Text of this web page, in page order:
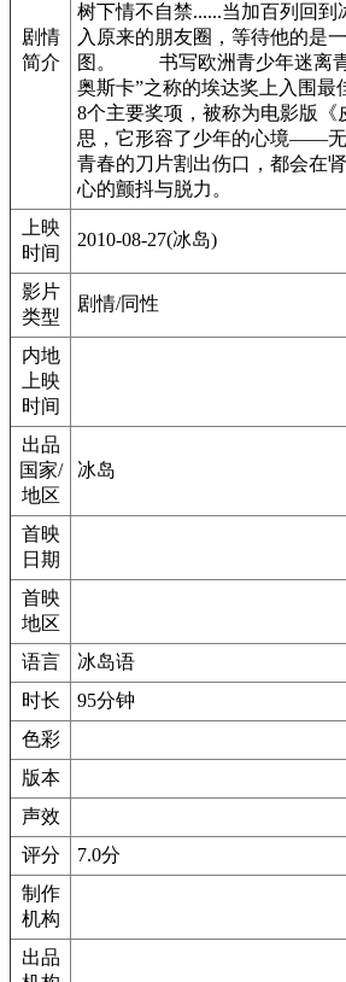
剧情
简介
树下情不自禁......当加百列回
入原来的朋友圈，等待他的是
图。 书写欧洲青少年迷离青
奥斯卡”之称的埃达奖上入围
8个主要奖项，被称为电影版《
思，它形容了少年的心境——
青春的刀片割出伤口，都会在
心的颤抖与脱力。
上映
时间
2010-08-27(冰岛)
影片
类型
剧情/同性
内地
上映
时间
出品
国家/
地区
冰岛
首映
日期
首映
地区
语言
冰岛语
时长
95分钟
色彩
版本
声效
评分
7.0分
制作
机构
出品